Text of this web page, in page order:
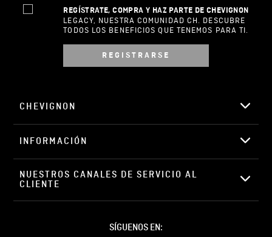
Correo electrónico
ENVIAR COMENTARIO
REGÍSTRATE, COMPRA Y HAZ PARTE DE CHEVIGNON
LEGACY, NUESTRA COMUNIDAD CH. DESCUBRE
TODOS LOS BENEFICIOS QUE TENEMOS PARA TI.
REGISTRARSE
CHEVIGNON
INFORMACIÓN
NUESTROS CANALES DE SERVICIO AL
CLIENTE
SÍGUENOS EN: